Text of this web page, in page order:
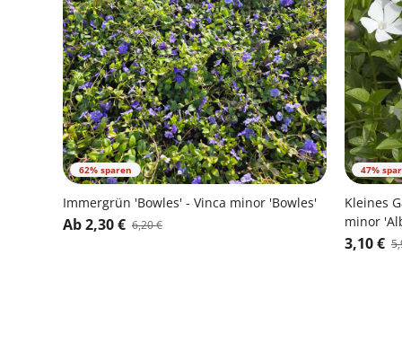
62% sparen
Immergrün 'Bowles' - Vinca minor 'Bowles'
Ab 2,30 € 6,20 €
47%
Kleines
minor
3,10 €